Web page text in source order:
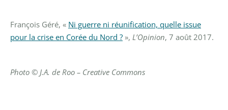
François Géré, « Ni guerre ni réunification, quelle issue
pour la crise en Corée du Nord ? », L’Opinion, 7 août 2017.
Photo © J.A. de Roo – Creative Commons